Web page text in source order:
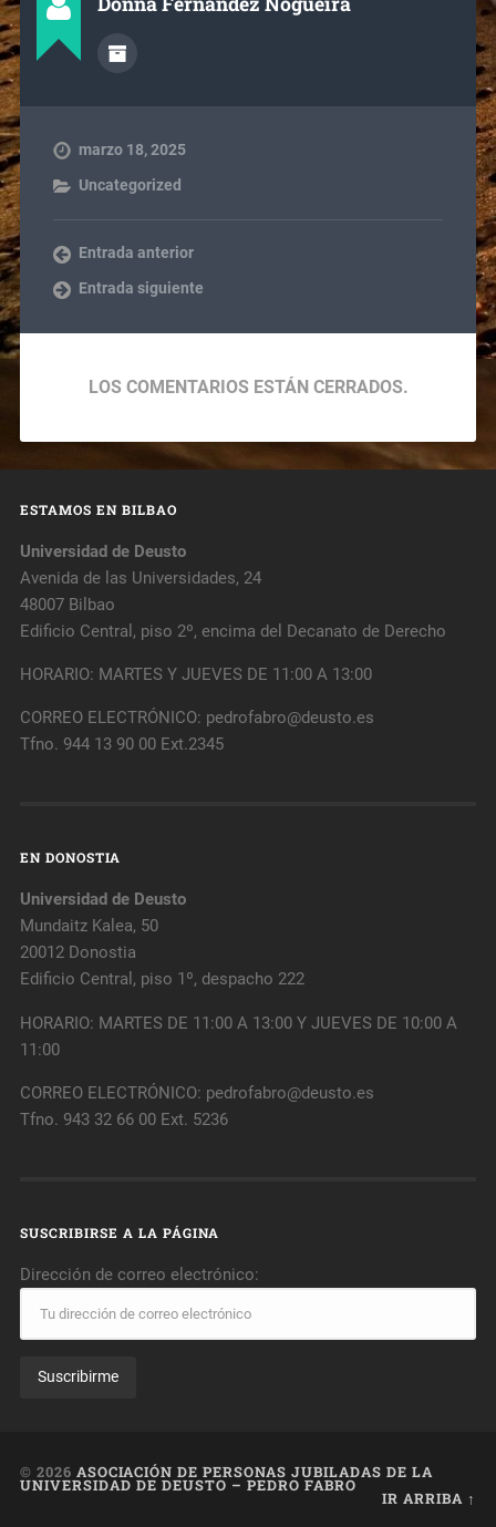
marzo 18, 2025
Uncategorized
Entrada anterior
Entrada siguiente
LOS COMENTARIOS ESTÁN CERRADOS.
ESTAMOS EN BILBAO
Universidad de Deusto
Avenida de las Universidades, 24
48007 Bilbao
Edificio Central, piso 2º, encima del Decanato de Derecho
HORARIO: MARTES Y JUEVES DE 11:00 A 13:00
CORREO ELECTRÓNICO: pedrofabro@deusto.es
Tfno. 944 13 90 00 Ext.2345
EN DONOSTIA
Universidad de Deusto
Mundaitz Kalea, 50
20012 Donostia
Edificio Central, piso 1º, despacho 222
HORARIO: MARTES DE 11:00 A 13:00 Y JUEVES DE 10:00 A
11:00
CORREO ELECTRÓNICO: pedrofabro@deusto.es
Tfno. 943 32 66 00 Ext. 5236
SUSCRIBIRSE A LA PÁGINA
Dirección de correo electrónico:
© 2026 ASOCIACIÓN DE PERSONAS JUBILADAS DE LA
UNIVERSIDAD DE DEUSTO – PEDRO FABRO
IR ARRIBA ↑